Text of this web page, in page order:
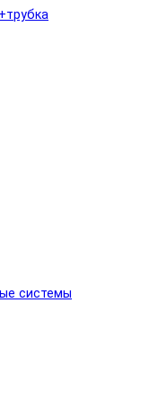
системы